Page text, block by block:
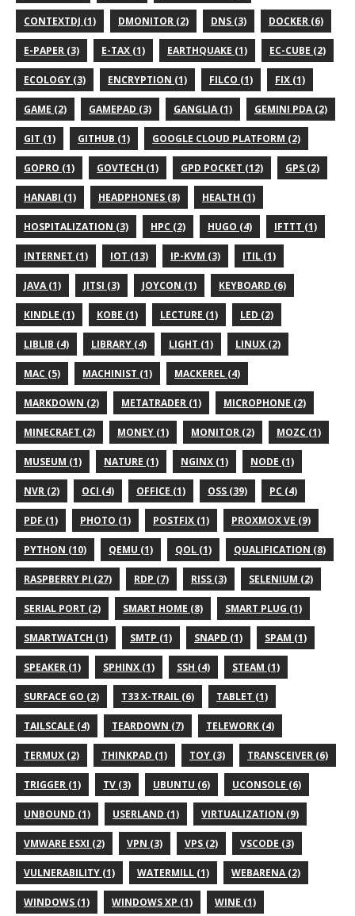
CONTEXTDJ (1) DMONITOR (2) DNS (3) DOCKER (6)
E-PAPER (3) E-TAX (1) EARTHQUAKE (1) EC-CUBE (2)
ECOLOGY (3) ENCRYPTION (1) FILCO (1) FIX (1)
GAME (2) GAMEPAD (3) GANGLIA (1) GEMINI PDA (2)
GIT (1) GITHUB (1) GOOGLE CLOUD PLATFORM (2)
GOPRO (1) GOVTECH (1) GPD POCKET (12) GPS (2)
HANABI (1) HEADPHONES (8) HEALTH (1)
HOSPITALIZATION (3) HPC (2) HUGO (4) IFTTT (1)
INTERNET (1) IOT (13) IP-KVM (3) ITIL (1)
JAVA (1) JITSI (3) JOYCON (1) KEYBOARD (6)
KINDLE (1) KOBE (1) LECTURE (1) LED (2)
LIBLIB (4) LIBRARY (4) LIGHT (1) LINUX (2)
MAC (5) MACHINIST (1) MACKEREL (4)
MARKDOWN (2) METATRADER (1) MICROPHONE (2)
MINECRAFT (2) MONEY (1) MONITOR (2) MOZC (1)
MUSEUM (1) NATURE (1) NGINX (1) NODE (1)
NVR (2) OCI (4) OFFICE (1) OSS (39) PC (4)
PDF (1) PHOTO (1) POSTFIX (1) PROXMOX VE (9)
PYTHON (10) QEMU (1) QOL (1) QUALIFICATION (8)
RASPBERRY PI (27) RDP (7) RISS (3) SELENIUM (2)
SERIAL PORT (2) SMART HOME (8) SMART PLUG (1)
SMARTWATCH (1) SMTP (1) SNAPD (1) SPAM (1)
SPEAKER (1) SPHINX (1) SSH (4) STEAM (1)
SURFACE GO (2) T33 X-TRAIL (6) TABLET (1)
TAILSCALE (4) TEARDOWN (7) TELEWORK (4)
TERMUX (2) THINKPAD (1) TOY (3) TRANSCEIVER (6)
TRIGGER (1) TV (3) UBUNTU (6) UCONSOLE (6)
UNBOUND (1) USERLAND (1) VIRTUALIZATION (9)
VMWARE ESXI (2) VPN (3) VPS (2) VSCODE (3)
VULNERABILITY (1) WATERMILL (1) WEBARENA (2)
WINDOWS (1) WINDOWS XP (1) WINE (1)